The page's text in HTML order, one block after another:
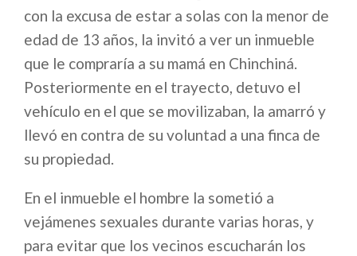
con la excusa de estar a solas con la menor de
edad de 13 años, la invitó a ver un inmueble
que le compraría a su mamá en Chinchiná.
Posteriormente en el trayecto, detuvo el
vehículo en el que se movilizaban, la amarró y
llevó en contra de su voluntad a una finca de
su propiedad.
En el inmueble el hombre la sometió a
vejámenes sexuales durante varias horas, y
para evitar que los vecinos escucharán los